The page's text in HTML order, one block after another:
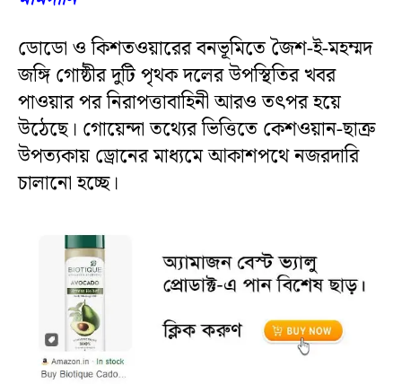
ডোডো ও কিশতওয়ারের বনভূমিতে জৈশ-ই-মহম্মদ
জঙ্গি গোষ্ঠীর দুটি পৃথক দলের উপস্থিতির খবর
পাওয়ার পর নিরাপত্তাবাহিনী আরও তৎপর হয়ে
উঠেছে। গোয়েন্দা তথ্যের ভিত্তিতে কেশওয়ান-ছাত্রু
উপত্যকায় ড্রোনের মাধ্যমে আকাশপথে নজরদারি
চালানো হচ্ছে।